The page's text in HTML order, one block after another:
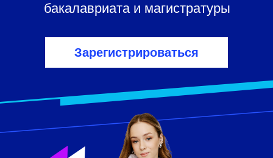
бакалавриата и магистратуры
Зарегистрироваться